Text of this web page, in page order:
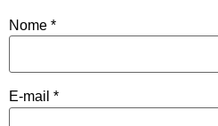
Nome *
E-mail *